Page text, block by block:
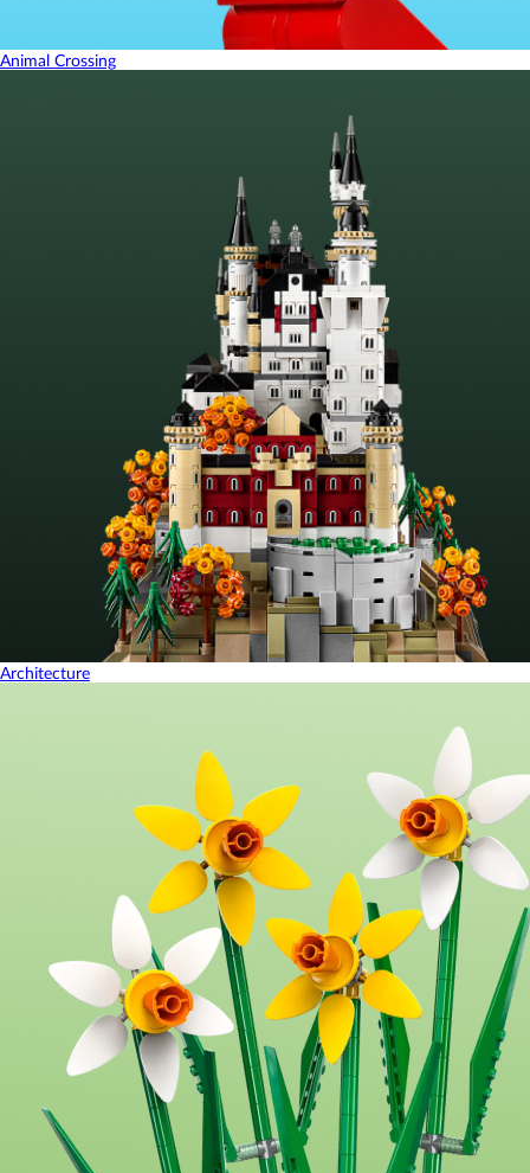
Animal Crossing
Architecture